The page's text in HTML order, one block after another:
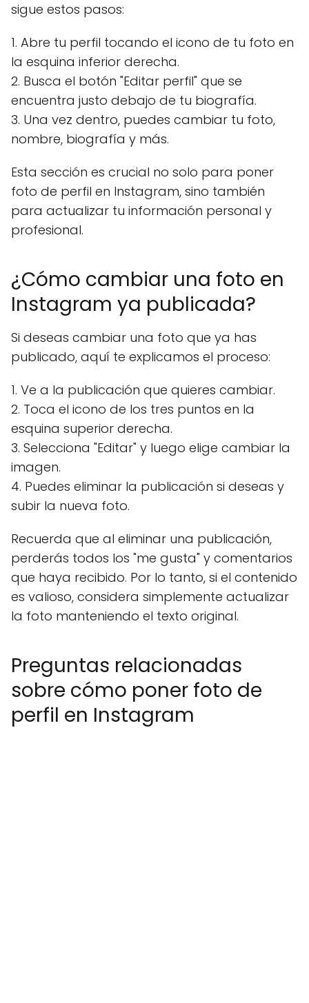
sigue estos pasos:
1. Abre tu perfil tocando el icono de tu foto en
la esquina inferior derecha.
2. Busca el botón "Editar perfil" que se
encuentra justo debajo de tu biografía.
3. Una vez dentro, puedes cambiar tu foto,
nombre, biografía y más.
Esta sección es crucial no solo para poner
foto de perfil en Instagram, sino también
para actualizar tu información personal y
profesional.
¿Cómo cambiar una foto en
Instagram ya publicada?
Si deseas cambiar una foto que ya has
publicado, aquí te explicamos el proceso:
1. Ve a la publicación que quieres cambiar.
2. Toca el icono de los tres puntos en la
esquina superior derecha.
3. Selecciona "Editar" y luego elige cambiar la
imagen.
4. Puedes eliminar la publicación si deseas y
subir la nueva foto.
Recuerda que al eliminar una publicación,
perderás todos los "me gusta" y comentarios
que haya recibido. Por lo tanto, si el contenido
es valioso, considera simplemente actualizar
la foto manteniendo el texto original.
Preguntas relacionadas
sobre cómo poner foto de
perfil en Instagram